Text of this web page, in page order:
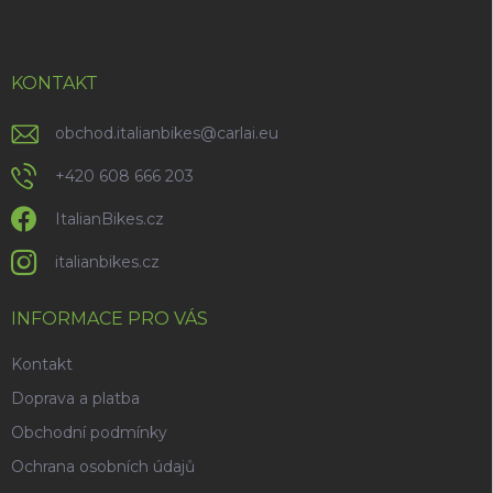
KONTAKT
obchod.italianbikes@carlai.eu
+420 608 666 203
ItalianBikes.cz
italianbikes.cz
INFORMACE PRO VÁS
Kontakt
Doprava a platba
Obchodní podmínky
Ochrana osobních údajů